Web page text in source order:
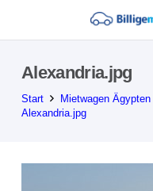
Alexandria.jpg
Start Mietwagen Ägypten
Alexandria.jpg